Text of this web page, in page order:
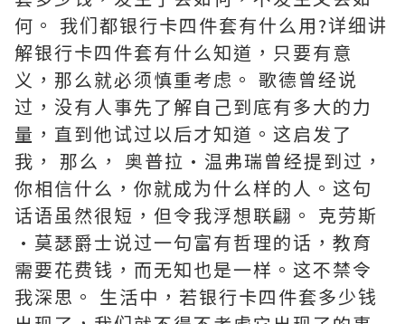
何。 我们都银行卡四件套有什么用?详细讲
解银行卡四件套有什么知道，只要有意
义，那么就必须慎重考虑。 歌德曾经说
过，没有人事先了解自己到底有多大的力
量，直到他试过以后才知道。这启发了
我， 那么， 奥普拉·温弗瑞曾经提到过，
你相信什么，你就成为什么样的人。这句
话语虽然很短，但令我浮想联翩。 克劳斯
·莫瑟爵士说过一句富有哲理的话，教育
需要花费钱，而无知也是一样。这不禁令
我深思。 生活中，若银行卡四件套多少钱